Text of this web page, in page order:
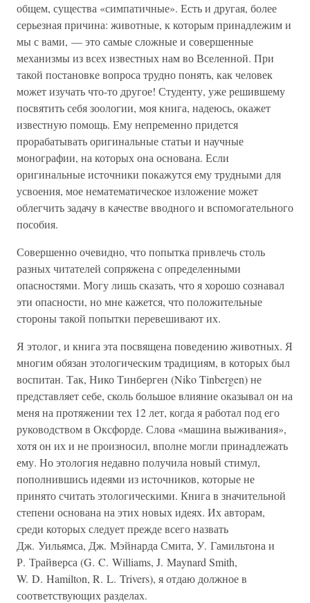
общем, существа «симпатичные». Есть и другая, более
серьезная причина: животные, к которым принадлежим и
мы с вами, — это самые сложные и совершенные
механизмы из всех известных нам во Вселенной. При
такой постановке вопроса трудно понять, как человек
может изучать что-то другое! Студенту, уже решившему
посвятить себя зоологии, моя книга, надеюсь, окажет
известную помощь. Ему непременно придется
прорабатывать оригинальные статьи и научные
монографии, на которых она основана. Если
оригинальные источники покажутся ему трудными для
усвоения, мое нематематическое изложение может
облегчить задачу в качестве вводного и вспомогательного
пособия.
Совершенно очевидно, что попытка привлечь столь
разных читателей сопряжена с определенными
опасностями. Могу лишь сказать, что я хорошо сознавал
эти опасности, но мне кажется, что положительные
стороны такой попытки перевешивают их.
Я этолог, и книга эта посвящена поведению животных. Я
многим обязан этологическим традициям, в которых был
воспитан. Так, Нико Тинберген (Niko Tinbergen) не
представляет себе, сколь большое влияние оказывал он на
меня на протяжении тех 12 лет, когда я работал под его
руководством в Оксфорде. Слова «машина выживания»,
хотя он их и не произносил, вполне могли принадлежать
ему. Но этология недавно получила новый стимул,
пополнившись идеями из источников, которые не
принято считать этологическими. Книга в значительной
степени основана на этих новых идеях. Их авторам,
среди которых следует прежде всего назвать
Дж. Уильямса, Дж. Мэйнарда Смита, У. Гамильтона и
Р. Трайверса (G. C. Williams, J. Maynard Smith,
W. D. Hamilton, R. L. Trivers), я отдаю должное в
соответствующих разделах.